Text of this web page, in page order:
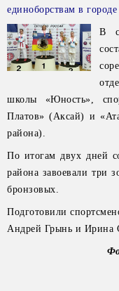
единоборствам в
В
школы «Юность»,
Платов» (Аксай) и
района).
По итогам двух дней
района завоевали три
бронзовых.
Подготовили
Андрей Грынь и Ирина